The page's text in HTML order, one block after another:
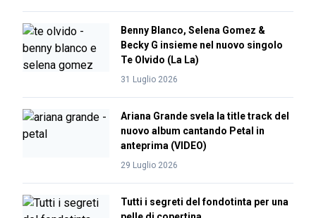
Benny Blanco, Selena Gomez &
Becky G insieme nel nuovo singolo
Te Olvido (La La)
31 Luglio 2026
Ariana Grande svela la title track del
nuovo album cantando Petal in
anteprima (VIDEO)
29 Luglio 2026
Tutti i segreti del fondotinta per una